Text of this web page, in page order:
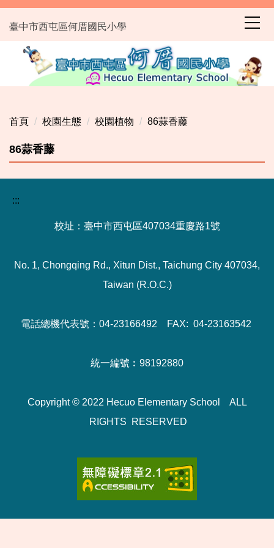
跳
到
主
臺中市西屯區何厝國民小學
首頁 校園生態 校園植物 86蒜香藤
86蒜香藤
:::
校址：臺中市西屯區407034重慶路1號
No. 1, Chongqing Rd., Xitun Dist., Taichung City 407034,
Taiwan (R.O.C.)
電話總機代表號：04-23166492 FAX: 04-23163542
統一編號︰98192880
Copyright © 2022 Hecuo Elementary School ALL
RIGHTS RESERVED